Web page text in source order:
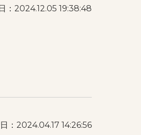
：2024.12.05 19:38:48
：2024.04.17 14:26:56